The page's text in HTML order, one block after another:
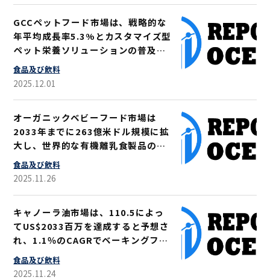
GCCペットフード市場は、戦略的な
年平均成長率5.3%とカスタマイズ型
ペット栄養ソリューションの普及に
より、2033年までに10億5360万米
ドルへ拡大
食品及び飲料
2025.12.01
オーガニックベビーフード市場は
2033年までに263億米ドル規模に拡
大し、世界的な有機離乳食製品の普
及に伴い、年平均成長率10.91％の
ダイナミックな成長が見込まれる
食品及び飲料
2025.11.26
キャノーラ油市場は、110.5によっ
てUS$2033百万を達成すると予想さ
れ、1.1％のCAGRでベーキングフラ
イとパッケージ食品の採用が増加し
ています
食品及び飲料
2025.11.24